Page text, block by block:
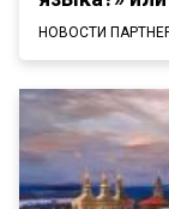
НОВОСТИ